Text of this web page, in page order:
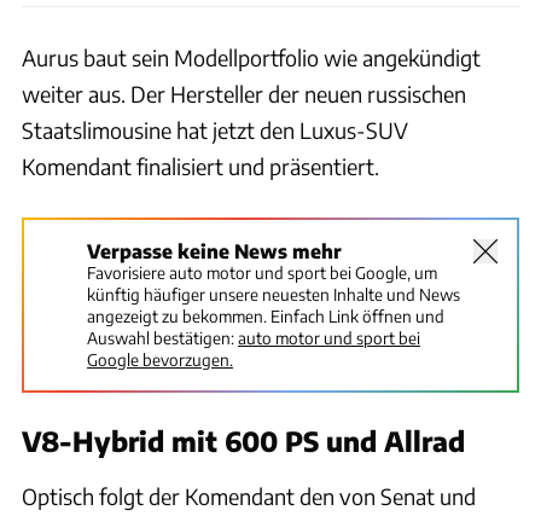
Aurus baut sein Modellportfolio wie angekündigt
weiter aus. Der Hersteller der neuen russischen
Staatslimousine hat jetzt den Luxus-SUV
Komendant finalisiert und präsentiert.
Verpasse keine News mehr
Favorisiere auto motor und sport bei Google, um
künftig häufiger unsere neuesten Inhalte und News
angezeigt zu bekommen. Einfach Link öffnen und
Auswahl bestätigen:auto motor und sport bei
Google bevorzugen.
V8-Hybrid mit 600 PS und Allrad
Optisch folgt der Komendant den von Senat und